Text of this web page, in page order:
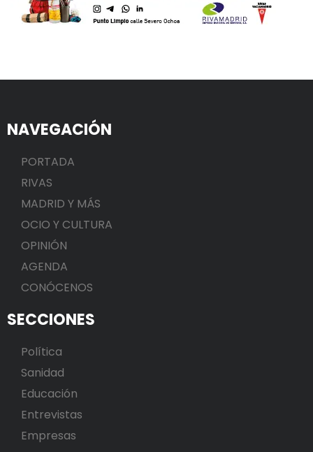
NAVEGACIÓN
PORTADA
RIVAS
MADRID Y MÁS
OCIO Y CULTURA
OPINIÓN
AGENDA
CONÓCENOS
SECCIONES
Política
Sanidad
Educación
Entrevistas
Empresas